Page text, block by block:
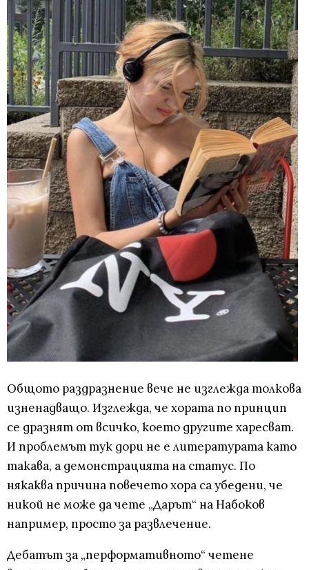
Общото раздразнение вече не изглежда толкова
изненадващо. Изглежда, че хората по принцип
се дразнят от всичко, което другите харесват.
И проблемът тук дори не е литературата като
такава, а демонстрацията на статус. По
някаква причина повечето хора са убедени, че
никой не може да чете „Дарът“ на Набоков
например, просто за развлечение.
Дебатът за „перформативното“ четене